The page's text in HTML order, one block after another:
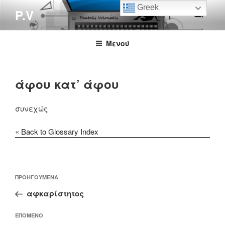
περιεχόμενο
P.V
Μενού
άφου κατ’ άφου
συνεχώς
« Back to Glossary Index
άρθρων
Προηγούμενο
άρθρο
ΠΡΟΗΓΟΎΜΕΝΑ
αφκαρίστητος
Επόμενο
ΕΠΌΜΕΝΟ
Greek